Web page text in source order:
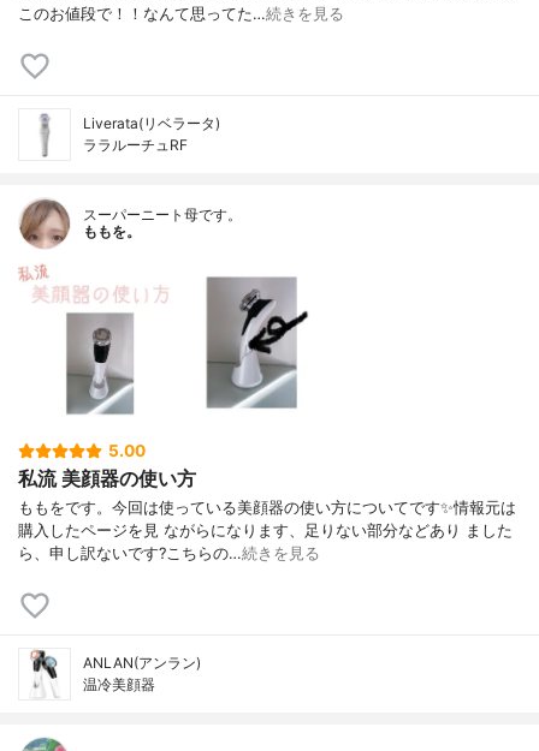
このお値段で！！なんて思ってた…続きを見る
Liverata(リベラータ)
ララルーチュRF
スーパーニート母です。
ももを。
5.00
私流 美顔器の使い方
ももをです。今回は使っている美顔器の使い方についてです✨情報元は
購入したページを見 ながらになります、足りない部分などあり ました
ら、申し訳ないです?こちらの…続きを見る
ANLAN(アンラン)
温冷美顔器